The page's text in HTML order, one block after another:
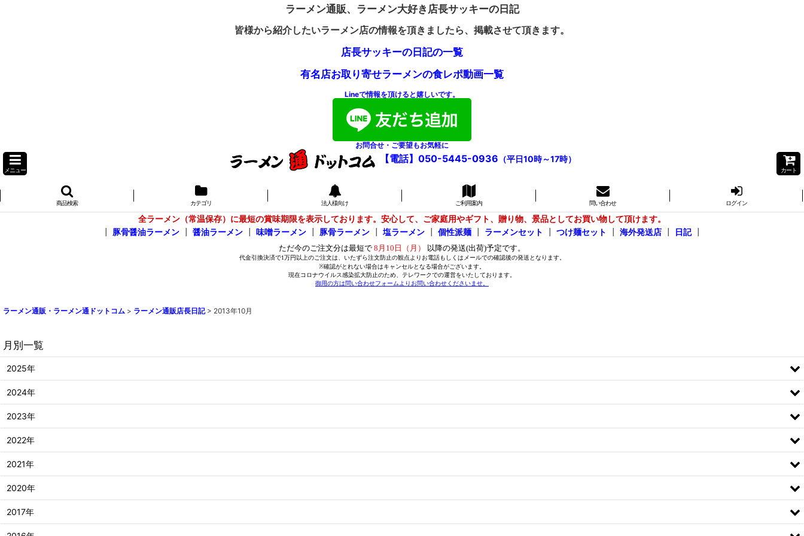
ラーメン通販、ラーメン大好き店長サッキーの日記
皆様から紹介したいラーメン店の情報を頂きましたら、掲載させて頂きます。
店長サッキーの日記の一覧
有名店お取り寄せラーメンの食レポ動画一覧
Lineで情報を頂けると嬉しいです。
お問合せ・ご要望もお気軽に
メニュー
【電話】050-5445-0936 （平日10時～17時）
カート
商品検索 カテゴリ 法人様向け ご利用案内 問い合わせ ログイン
全ラーメン（常温保存）に最短の賞味期限を表示しております。安心して、ご家庭用やギフト、贈り物、景品としてお買い物して頂けます。
豚骨醤油ラーメン 醤油ラーメン 味噌ラーメン 豚骨ラーメン 塩ラーメン 個性派麺 ラーメンセット つけ麺セット 海外発送店 日記┃
ラーメン通販・ラーメン通ドットコム > ラーメン通販店長日記 > 2013年10月
月別一覧
2025年
2024年
2023年
2022年
2021年
2020年
2017年